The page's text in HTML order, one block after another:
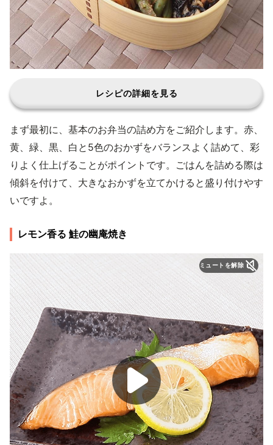
レシピの詳細を見る
まず最初に、基本のお弁当の詰め方をご紹介します。赤、
黄、緑、黒、白と5色のおかずをバランスよく詰めて、彩
りよく仕上げることがポイントです。ごはんを詰める際は
傾斜を付けて、大きなおかずを立てかけると盛り付けやす
いですよ。
レモン香る 鮭の幽庵焼き
ミュートを解除